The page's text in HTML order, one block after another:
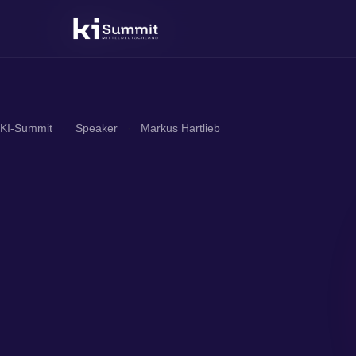
KI-Summit Speaker Markus Hartlieb